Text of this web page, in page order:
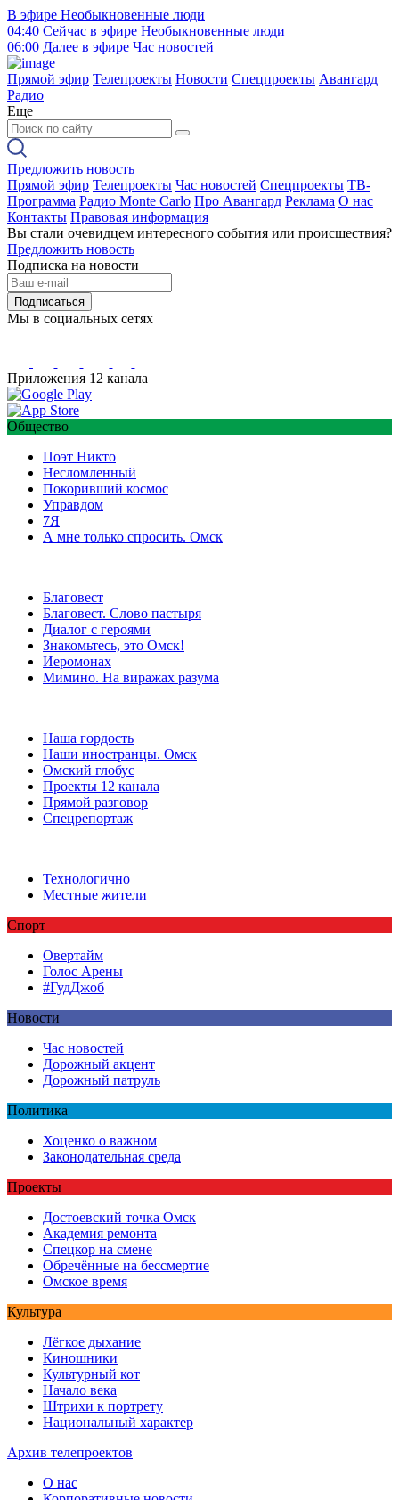
В эфире Необыкновенные люди
04:40 Сейчас в эфире Необыкновенные люди
06:00 Далее в эфире Час новостей
Прямой эфир Телепроекты Новости Спецпроекты Авангард
Радио
Еще
Предложить новость
Прямой эфир Телепроекты Час новостей Спецпроекты ТВ-
Программа Радио Monte Carlo Про Авангард Реклама О нас
Контакты Правовая информация
Вы стали очевидцем интересного события или происшествия?
Предложить новость
Подписка на новости
Подписаться
Мы в социальных сетях
Приложения 12 канала
Общество
Поэт Никто
Несломленный
Покоривший космос
Управдом
7Я
А мне только спросить. Омск
Благовест
Благовест. Слово пастыря
Диалог с героями
Знакомьтесь, это Омск!
Иеромонах
Мимино. На виражах разума
Наша гордость
Наши иностранцы. Омск
Омский глобус
Проекты 12 канала
Прямой разговор
Спецрепортаж
Технологично
Местные жители
Спорт
Овертайм
Голос Арены
#ГудДжоб
Новости
Час новостей
Дорожный акцент
Дорожный патруль
Политика
Хоценко о важном
Законодательная среда
Проекты
Достоевский точка Омск
Академия ремонта
Спецкор на смене
Обречённые на бессмертие
Омское время
Культура
Лёгкое дыхание
Киношники
Культурный кот
Начало века
Штрихи к портрету
Национальный характер
Архив телепроектов
О нас